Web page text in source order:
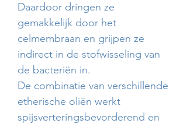
Daardoor dringen ze
gemakkelijk door het
celmembraan en grijpen ze
indirect in de stofwisseling van
de bacteriën in.
De combinatie van verschillende
etherische oliën werkt
spijsverteringsbevorderend en